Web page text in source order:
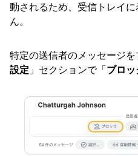
動されるため、受信トレイ
ん。
特定の送信者のメッセージ
設定 」セクションで「ブロッ